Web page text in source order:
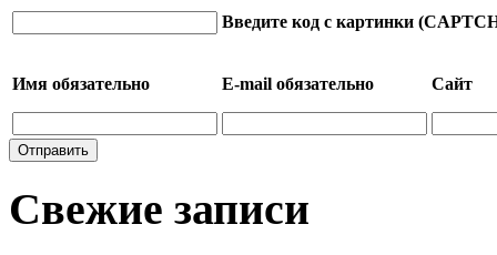
Введите код с картинки
Имя обязательно E-mail обязательно Сайт
Свежие записи